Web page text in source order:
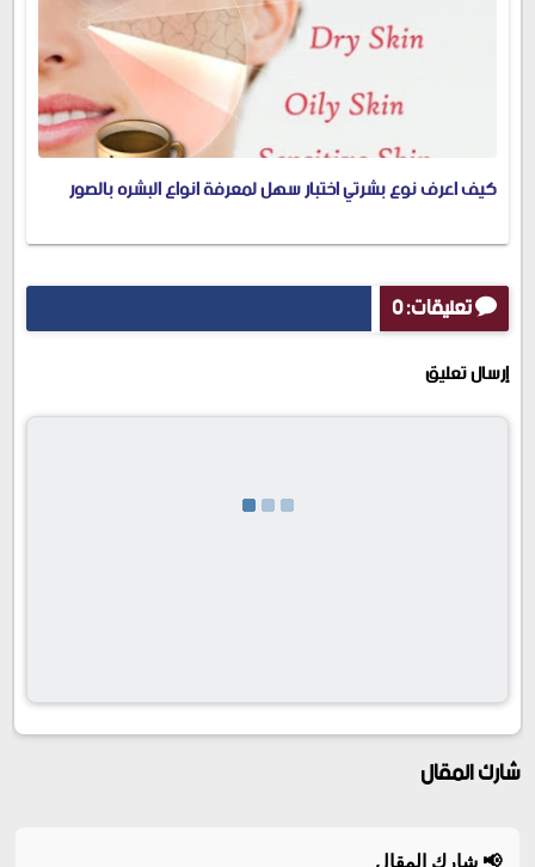
كيف اعرف نوع بشرتي اختبار سهل لمعرفة انواع البشره بالصور
تعليقات: 0
إرسال تعليق
شارك المقال
📢 شارك المقال